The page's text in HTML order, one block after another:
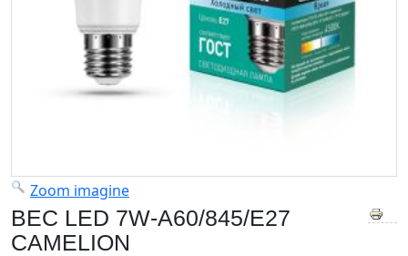
Zoom imagine
BEC LED 7W-A60/845/E27
CAMELION